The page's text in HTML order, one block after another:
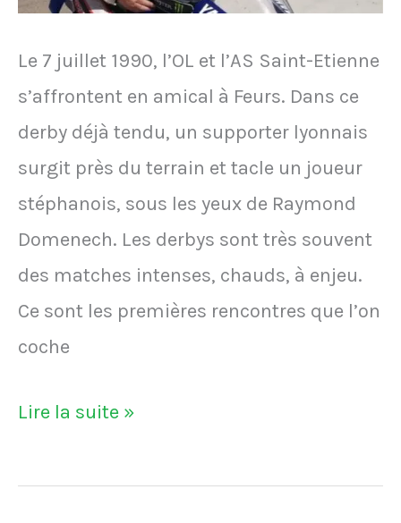
chance
Le 7 juillet 1990, l’OL et l’AS Saint-Etienne
s’affrontent en amical à Feurs. Dans ce
derby déjà tendu, un supporter lyonnais
surgit près du terrain et tacle un joueur
stéphanois, sous les yeux de Raymond
Domenech. Les derbys sont très souvent
des matches intenses, chauds, à enjeu.
Ce sont les premières rencontres que l’on
coche
VIDÉO
Un
Lire la suite »